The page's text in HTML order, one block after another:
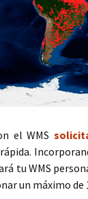
el WMS
tu WMS
un máximo de